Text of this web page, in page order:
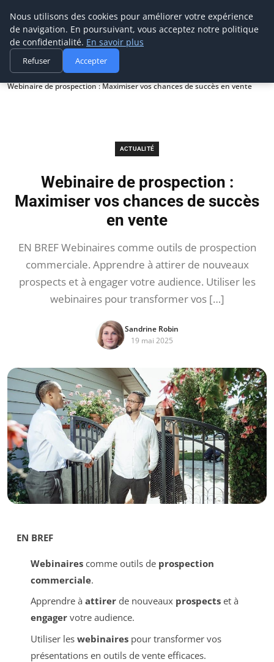
Prospection Pro
Accueil
Actualité
Webinaire de prospection : Maximiser vos chances de succès en vente
ACTUALITÉ
Webinaire de prospection :
Maximiser vos chances de succès
en vente
EN BREF Webinaires comme outils de prospection
commerciale. Apprendre à attirer de nouveaux
prospects et à engager votre audience. Utiliser les
webinaires pour transformer vos […]
Sandrine Robin
19 mai 2025
EN BREF
Webinairescomme outils de prospection
commerciale.
Apprendre à attirerde nouveaux prospectset à
engagervotre audience.
Utiliser les webinairespour transformer vos
présentations en outils de vente efficaces.
Nous utilisons des cookies pour améliorer votre expérience
de navigation. En poursuivant, vous acceptez notre politique
de confidentialité. En savoir plus
Refuser Accepter